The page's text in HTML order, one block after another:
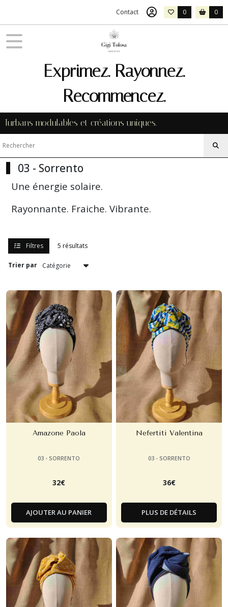
Contact 0 0
Exprimez. Rayonnez.
Recommencez.
Turbans modulables et créations uniques.
03 - Sorrento
Une énergie solaire.
Rayonnante. Fraiche. Vibrante.
Filtres 5 résultats
Trier par
Amazone Paola
03 - SORRENTO
32€
AJOUTER AU PANIER
Nefertiti Valentina
03 - SORRENTO
36€
PLUS DE DÉTAILS
FILTRES
Sorrento
Afficher
les
résultats